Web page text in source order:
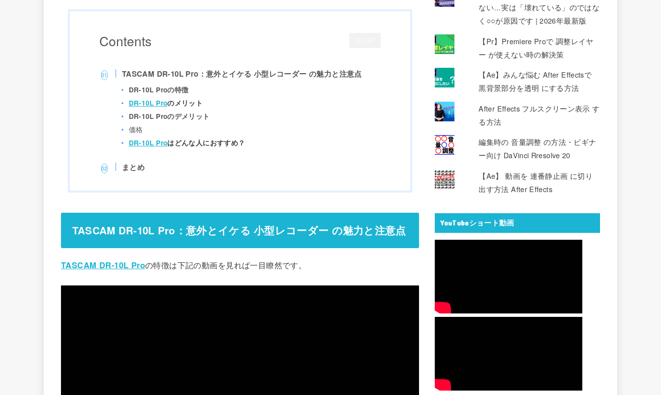
Contents
TASCAM DR-10L Pro ：意外とイケる 小型レコーダー の魅力と注意点
DR-10L Proの特徴
DR-10L Proのメリット
DR-10L Proのデメリット
価格
DR-10L Proはどんな人におすすめ？
まとめ
TASCAM DR-10L Pro ：意外とイケる 小型レコーダー の魅力と注意点
TASCAM DR-10L Proの特徴は下記の動画を見れば一目瞭然です。
ない…実は「壊れている」のではな
く○○が原因です | 2026年最新版
【Pr】Premiere Proで 調整レイヤ
ー が使えない時の解決策
【Ae】みんな悩む After Effectsで
黒背景部分を透明 にする方法
After Effects フルスクリーン表示 す
る方法
編集時の 音量調整 の方法・ビギナ
ー向け DaVinci Rresolve 20
【Ae】 動画を 連番静止画 に切り
出す方法 After Effects
YouTubeショート動画